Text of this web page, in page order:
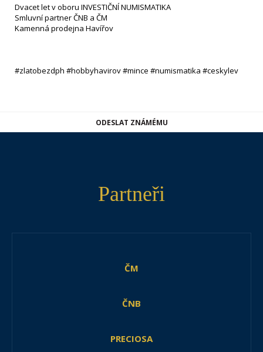
Dvacet let v oboru INVESTIČNÍ NUMISMATIKA
Smluvní partner ČNB a ČM
Kamenná prodejna Havířov
#zlatobezdph #hobbyhavirov #mince #numismatika #ceskylev
ODESLAT ZNÁMÉMU
Partneři
ČM
ČNB
PRECIOSA